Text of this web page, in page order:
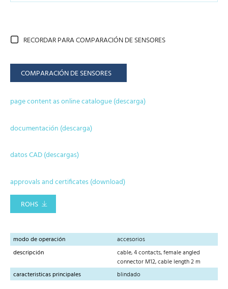
RECORDAR PARA COMPARACIÓN DE SENSORES
COMPARACIÓN DE SENSORES
page content as online catalogue (descarga)
documentación (descarga)
datos CAD (descargas)
approvals and certificates (download)
ROHS
modo de operación
accesorios
descripción
cable, 4 contacts, female angled
connector M12, cable length 2 m
caracteristicas principales
blindado